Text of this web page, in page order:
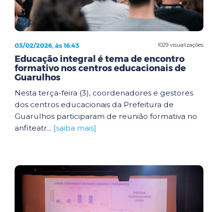
1029 visualizações
03/02/2026, às 16:43
Educação integral é tema de encontro
formativo nos centros educacionais de
Guarulhos
Nesta terça-feira (3), coordenadores e gestores
dos centros educacionais da Prefeitura de
Guarulhos participaram de reunião formativa no
anfiteatr... [saiba mais]